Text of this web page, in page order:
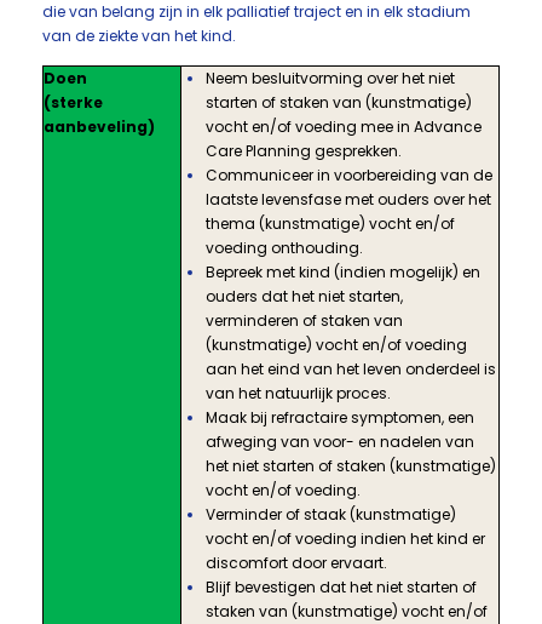
die van belang zijn in elk palliatief traject en in elk stadium
van de ziekte van het kind.
Doen
(sterke
aanbeveling)
Neem besluitvorming over het niet
starten of staken van (kunstmatige)
vocht en/of voeding mee in Advance
Care Planning gesprekken.
Communiceer in voorbereiding van de
laatste levensfase met ouders over het
thema (kunstmatige) vocht en/of
voeding onthouding.
Bepreek met kind (indien mogelijk) en
ouders dat het niet starten,
verminderen of staken van
(kunstmatige) vocht en/of voeding
aan het eind van het leven onderdeel is
van het natuurlijk proces.
Maak bij refractaire symptomen, een
afweging van voor- en nadelen van
het niet starten of staken (kunstmatige)
vocht en/of voeding.
Verminder of staak (kunstmatige)
vocht en/of voeding indien het kind er
discomfort door ervaart.
Blijf bevestigen dat het niet starten of
staken van (kunstmatige) vocht en/of